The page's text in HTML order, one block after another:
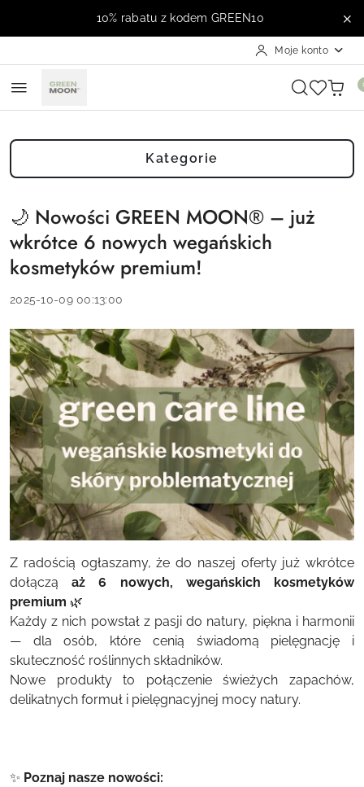
Przejdź do treści głównej
Przejdź do wyszukiwarki
Przejdź do moje konto
Przejdź do menu głównego
Przejdź do stopki10% rabatu z kodem GREEN10
Moje konto
Kategorie
🌙 Nowości GREEN MOON® – już
wkrótce 6 nowych wegańskich
kosmetyków premium!
2025-10-09 00:13:00
Z radością ogłaszamy, że do naszej oferty już wkrótce
dołącząaż 6 nowych, wegańskich kosmetyków
premium 🌿
Każdy z nich powstał z pasji do natury, piękna i harmonii
— dla osób, które cenią świadomą pielęgnację i
skuteczność roślinnych składników.
Nowe produkty to połączenie świeżych zapachów,
delikatnych formuł i pielęgnacyjnej mocy natury.
✨ Poznaj nasze nowości: